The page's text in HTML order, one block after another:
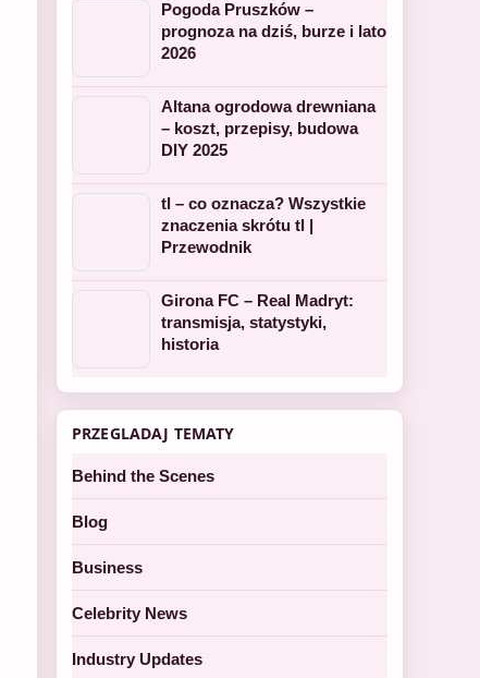
Pogoda Pruszków –
prognoza na dziś, burze i lato
2026
Altana ogrodowa drewniana
– koszt, przepisy, budowa
DIY 2025
tl – co oznacza? Wszystkie
znaczenia skrótu tl |
Przewodnik
Girona FC – Real Madryt:
transmisja, statystyki,
historia
PRZEGLADAJ TEMATY
Behind the Scenes
Blog
Business
Celebrity News
Industry Updates